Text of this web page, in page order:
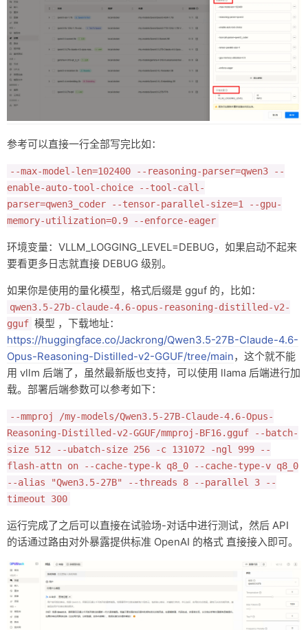
参考可以直接一行全部写完比如：
--max-model-len=102400 --reasoning-parser=qwen3 --
enable-auto-tool-choice --tool-call-
parser=qwen3_coder --tensor-parallel-size=1 --gpu-
memory-utilization=0.9 --enforce-eager
环境变量：VLLM_LOGGING_LEVEL=DEBUG，如果启动不起来
要看更多日志就直接 DEBUG 级别。
如果你是使用的量化模型，格式后缀是 gguf 的，比如：
qwen3.5-27b-claude-4.6-opus-reasoning-distilled-v2-
gguf 模型 ，下载地址：
https://huggingface.co/Jackrong/Qwen3.5-27B-Claude-4.6-
Opus-Reasoning-Distilled-v2-GGUF/tree/main，这个就不能
用 vllm 后端了，虽然最新版也支持，可以使用 llama 后端进行加
载。部署后端参数可以参考如下：
--mmproj /my-models/Qwen3.5-27B-Claude-4.6-Opus-
Reasoning-Distilled-v2-GGUF/mmproj-BF16.gguf --batch-
size 512 --ubatch-size 256 -c 131072 -ngl 999 --
flash-attn on --cache-type-k q8_0 --cache-type-v q8_0
--alias "Qwen3.5-27B" --threads 8 --parallel 3 --
timeout 300
运行完成了之后可以直接在试验场-对话中进行测试，然后 API
的话通过路由对外暴露提供标准 OpenAI 的格式 直接接入即可。